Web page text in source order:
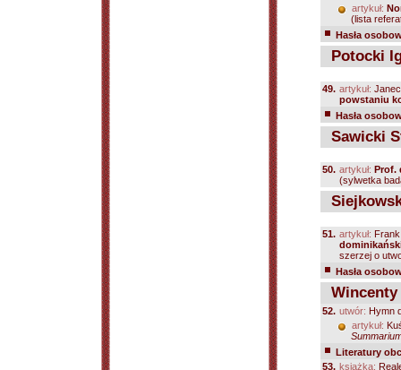
artykuł:
(lista
Hasła
Potocki
49. artykuł:
powstaniu
Hasła
Sawicki
50. artykuł: Prof.
(sylwetka
51. artykuł:
szerzej o
Hasła
52. utwór: Hymn
artykuł:
Literatury
53. książka: